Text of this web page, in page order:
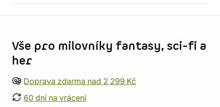
Vše pro milovníky fantasy, sci-fi a
her
Doprava zdarma nad 2 299 Kč
60 dní na vrácení